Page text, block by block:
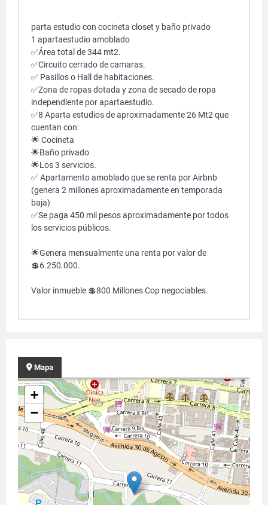
parta estudio con cocineta closet y baño privado
1 apartaestudio amoblado
✅Área total de 344 mt2.
✅Circuito cerrado de camaras.
✅ Pasillos o Hall de habitaciones.
✅Zona de ropas dotada y zona de secado de ropa
independiente por apartaestudio.
✅8 Aparta estudios de aproximadamente 26 Mt2 que
cuentan con:
🌟 Cocineta
🌟Baño privado
🌟Los 3 servicios.
✅ Apartamento amoblado que se renta por Airbnb
(genera 2 millones aproximadamente en temporada
baja)
✅Se paga 450 mil pesos aproximadamente por todos
los servicios públicos.
🌟Genera mensualmente una renta porvalor de
💲6.250.000.
Valor inmueble 💲800 Millones Cop negociables.
Mapa
+
−